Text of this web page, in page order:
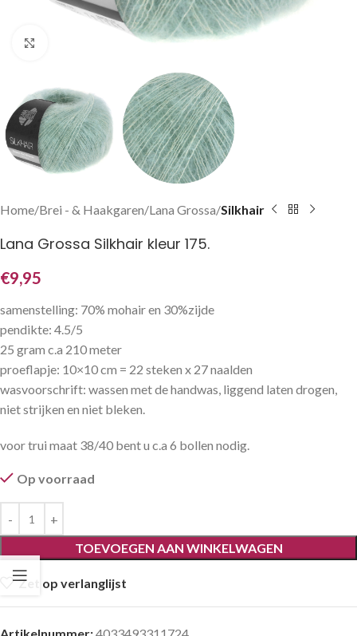
Klik om te vergroten
Home Brei - & Haakgaren Lana Grossa Silkhair
Lana Grossa Silkhair kleur 175.
€9,95
samenstelling: 70% mohair en 30%zijde
pendikte: 4.5/5
25 gram c.a 210 meter
proeflapje: 10×10 cm = 22 steken x 27 naalden
wasvoorschrift: wassen met de handwas, liggend laten drogen,
niet strijken en niet bleken.
voor trui maat 38/40 bent u c.a 6 bollen nodig.
Op voorraad
TOEVOEGEN AAN WINKELWAGEN
Zet op verlanglijst